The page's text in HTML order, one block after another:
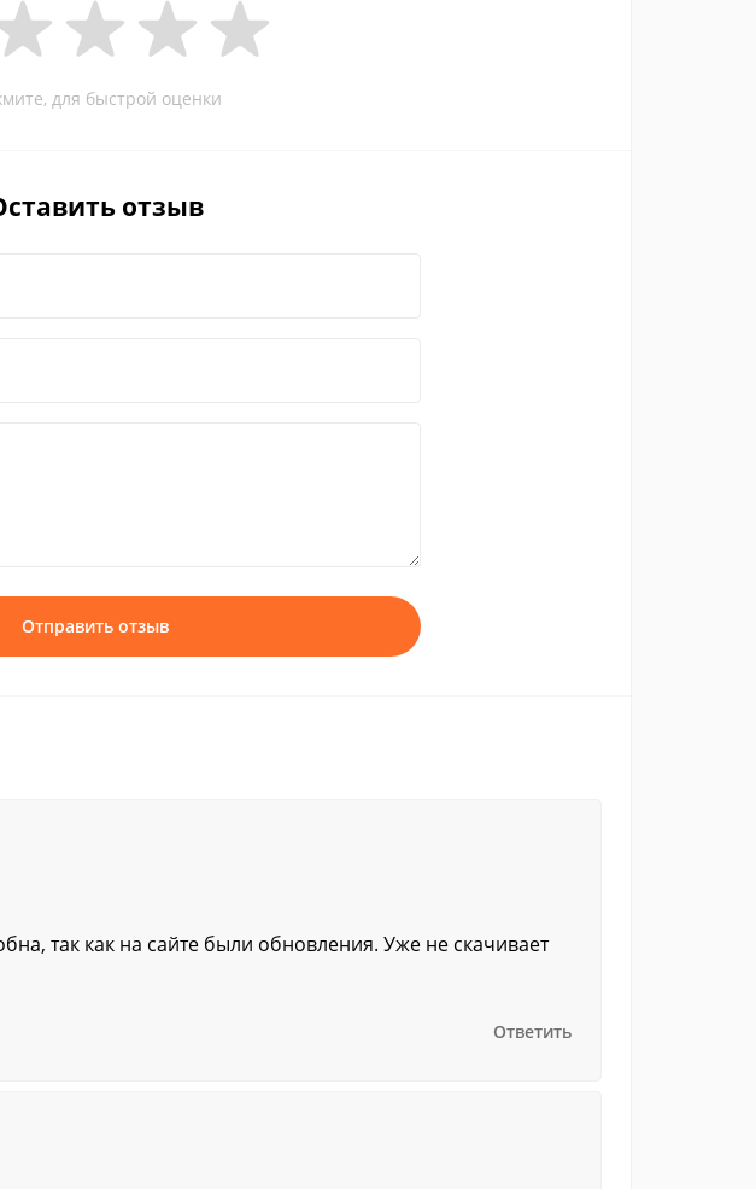
для быстрой оценки
отзыв
Отправить отзыв
так как на сайте были обновления. Уже не скачивает
Ответить